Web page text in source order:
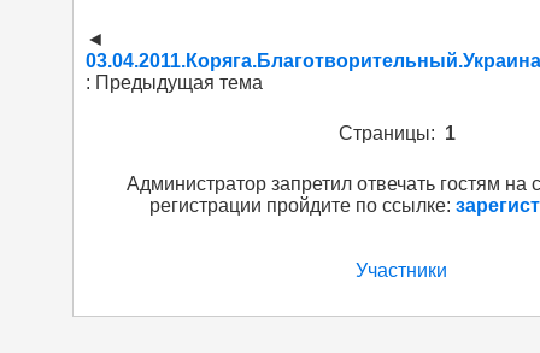
◄
: Предыдущая тема
Страницы: 1
Администратор запретил отвечать гостям
регистрации пройдите по ссылке:
Участники